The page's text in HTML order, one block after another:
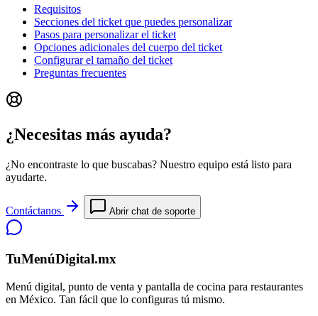
Requisitos
Secciones del ticket que puedes personalizar
Pasos para personalizar el ticket
Opciones adicionales del cuerpo del ticket
Configurar el tamaño del ticket
Preguntas frecuentes
¿Necesitas más ayuda?
¿No encontraste lo que buscabas? Nuestro equipo está listo para
ayudarte.
Contáctanos Abrir chat de soporte
TuMenúDigital.mx
Menú digital, punto de venta y pantalla de cocina para restaurantes
en México. Tan fácil que lo configuras tú mismo.